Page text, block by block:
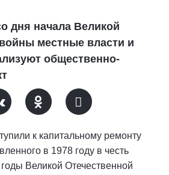
дня начала Великой
местные власти и
общественно-
к капитальному ремонту
в 1978 году в честь
Великой Отечественной